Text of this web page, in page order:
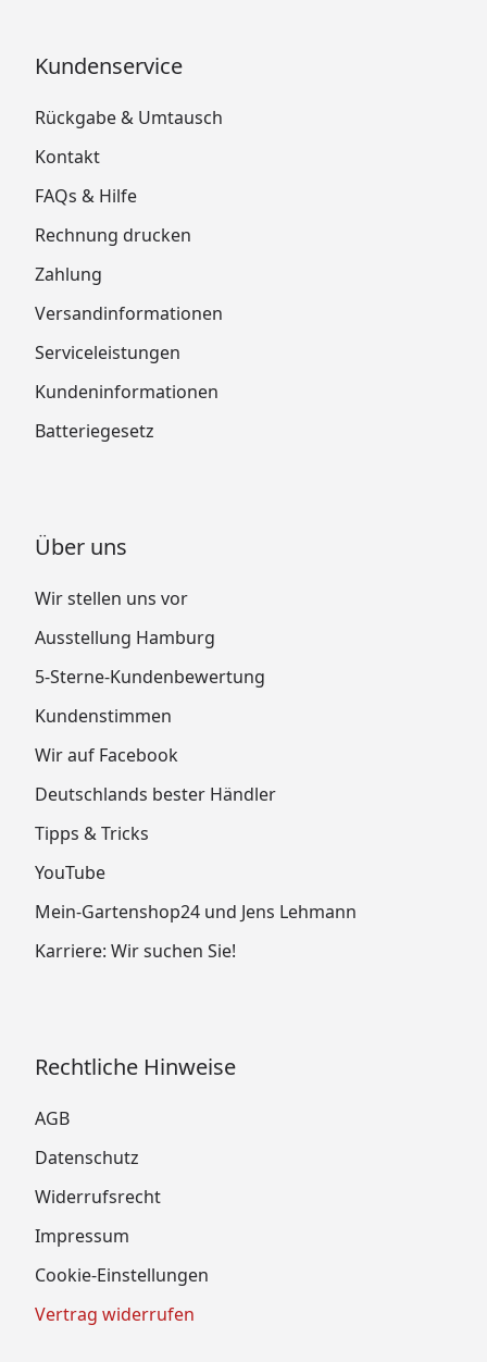
Kundenservice
Rückgabe & Umtausch
Kontakt
FAQs & Hilfe
Rechnung drucken
Zahlung
Versandinformationen
Serviceleistungen
Kundeninformationen
Batteriegesetz
Über uns
Wir stellen uns vor
Ausstellung Hamburg
5-Sterne-Kundenbewertung
Kundenstimmen
Wir auf Facebook
Deutschlands bester Händler
Tipps & Tricks
YouTube
Mein-Gartenshop24 und Jens Lehmann
Karriere: Wir suchen Sie!
Rechtliche Hinweise
AGB
Datenschutz
Widerrufsrecht
Impressum
Cookie-Einstellungen
Vertrag widerrufen